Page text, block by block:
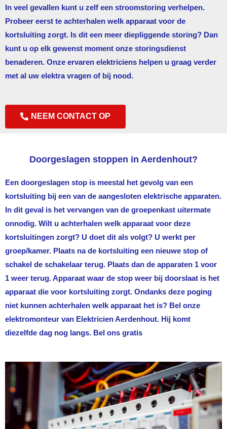
In veel gevallen kunt u zelf een stroomstoring verhelpen.
Probeer eerst te achterhalen welk apparaat voor de
kortsluiting zorgt. Is dit een meer diepliggende storing? Dan
kunt u op elk gewenst moment onze storingsdienst
benaderen. Onze ervaren elektriciens helpen u graag verder
met al uw elektra vragen of bij nood.
NEEM CONTACT OP
Doorgeslagen stoppen in Aerdenhout?
Een doorgeslagen stop is meestal het gevolg van een
kortsluiting bij een van de aangesloten elektrische apparaten.
In dit geval is het vervangen van de groepenkast uitermate
onnodig. Wilt u achterhalen welk apparaat voor deze
kortsluitingen zorgt? U doet dit als volgt? U werkt per
groep/kamer. Plaats na de kortsluiting een nieuwe stop of
schakel de schakelaar terug. Plaats dan de apparaten 1 voor
1 weer terug. Apparaat waar de stop weer bij doorslaat is het
apparaat die voor kortsluiting zorgt. Ondanks deze poging
niet kunnen achterhalen welk apparaat het is? Bel onze
elektromonteur van Elektricien Aerdenhout. Hij komt
diezelfde dag nog langs. Bel ons gratis